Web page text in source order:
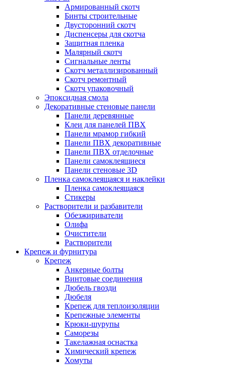
Армированный скотч
Бинты строительные
Двусторонний скотч
Диспенсеры для скотча
Защитная пленка
Малярный скотч
Сигнальные ленты
Скотч металлизированный
Скотч ремонтный
Скотч упаковочный
Эпоксидная смола
Декоративные стеновые панели
Панели деревянные
Клеи для панелей ПВХ
Панели мрамор гибкий
Панели ПВХ декоративные
Панели ПВХ отделочные
Панели самоклеящиеся
Панели стеновые 3D
Пленка самоклеящаяся и наклейки
Пленка самоклеящаяся
Стикеры
Растворители и разбавители
Обезжириватели
Олифа
Очистители
Растворители
Крепеж и фурнитура
Крепеж
Анкерные болты
Винтовые соединения
Дюбель гвозди
Дюбеля
Крепеж для теплоизоляции
Крепежные элементы
Крюки-шурупы
Саморезы
Такелажная оснастка
Химический крепеж
Хомуты